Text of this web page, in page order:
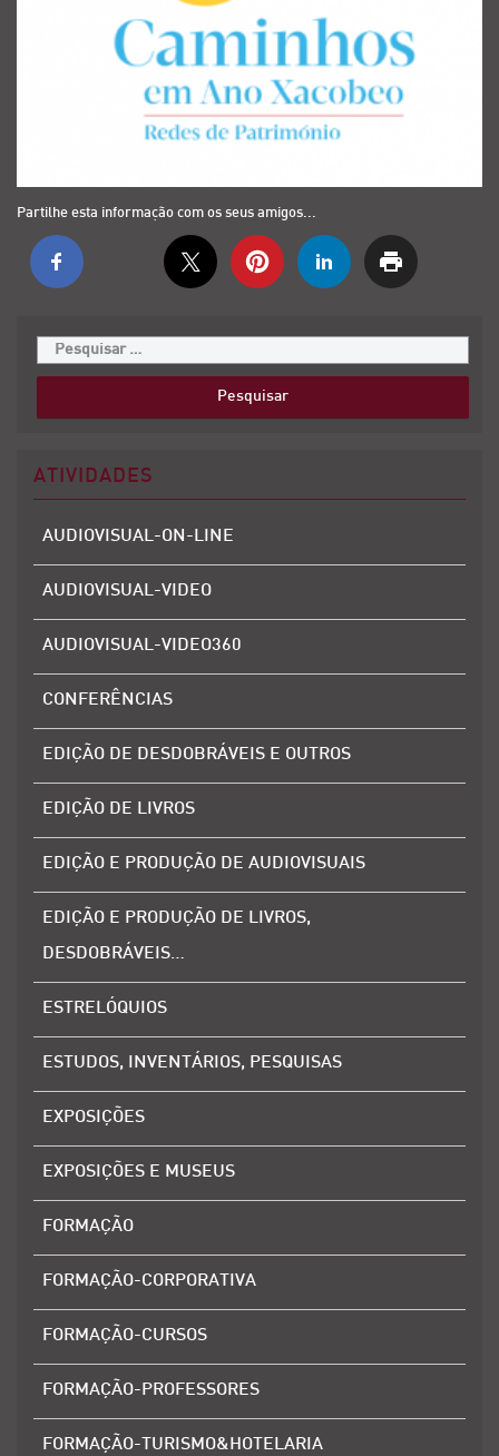
Partilhe esta informação com os seus amigos...
ATIVIDADES
AUDIOVISUAL-ON-LINE
AUDIOVISUAL-VIDEO
AUDIOVISUAL-VIDEO360
CONFERÊNCIAS
EDIÇÃO DE DESDOBRÁVEIS E OUTROS
EDIÇÃO DE LIVROS
EDIÇÃO E PRODUÇÃO DE AUDIOVISUAIS
EDIÇÃO E PRODUÇÃO DE LIVROS,
DESDOBRÁVEIS…
ESTRELÓQUIOS
ESTUDOS, INVENTÁRIOS, PESQUISAS
EXPOSIÇÕES
EXPOSIÇÕES E MUSEUS
FORMAÇÃO
FORMAÇÃO-CORPORATIVA
FORMAÇÃO-CURSOS
FORMAÇÃO-PROFESSORES
FORMAÇÃO-TURISMO&HOTELARIA